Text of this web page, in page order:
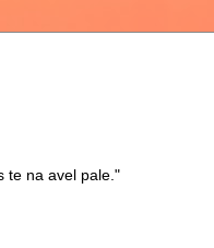
te na avel pale."